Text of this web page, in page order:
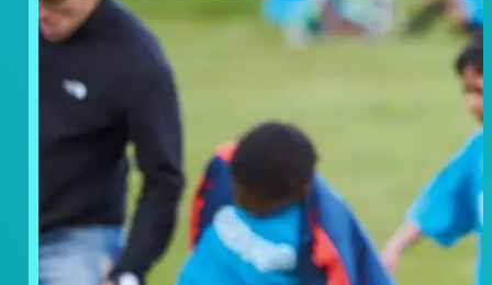
Doneer uw statiegeldbonnen
en geef kinderen in nood een
steuntje in de rug!